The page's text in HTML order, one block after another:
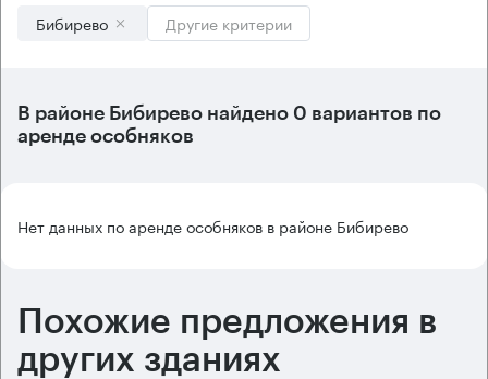
Бибирево Другие критерии
В районе Бибирево найдено 0 вариантов по
аренде особняков
Нет данных по аренде особняков в районе Бибирево
Похожие предложения в
других зданиях